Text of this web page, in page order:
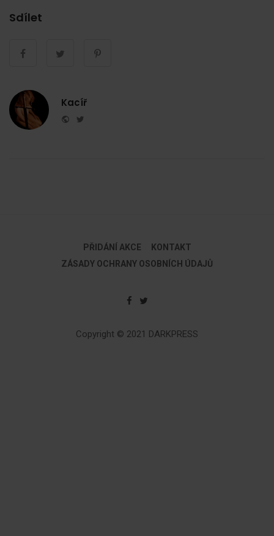
Sdílet
Kacíř
Website
PŘIDÁNÍ AKCE
KONTAKT
ZÁSADY OCHRANY OSOBNÍCH ÚDAJŮ
Copyright © 2021 DARKPRESS